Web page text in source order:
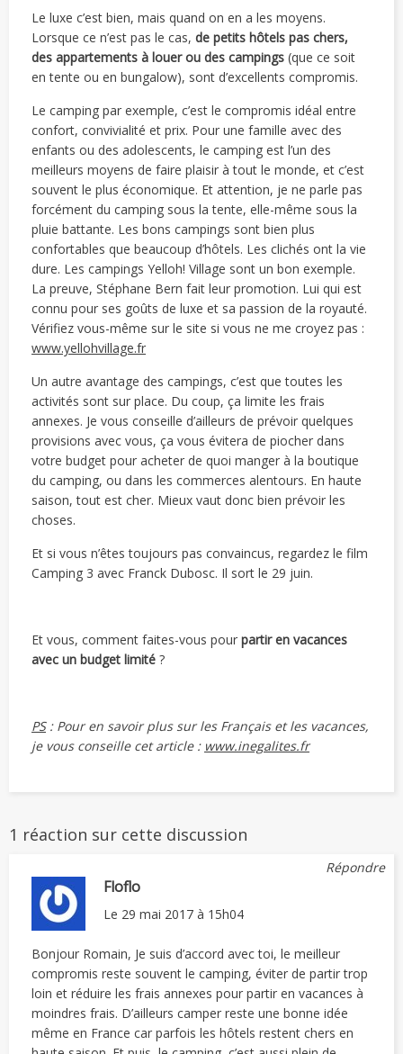
Le luxe c’est bien, mais quand on en a les moyens.
Lorsque ce n’est pas le cas, de petits hôtels pas chers,
des appartements à louer ou des campings (que ce soit
en tente ou en bungalow), sont d’excellents compromis.
Le camping par exemple, c’est le compromis idéal entre
confort, convivialité et prix. Pour une famille avec des
enfants ou des adolescents, le camping est l’un des
meilleurs moyens de faire plaisir à tout le monde, et c’est
souvent le plus économique. Et attention, je ne parle pas
forcément du camping sous la tente, elle-même sous la
pluie battante. Les bons campings sont bien plus
confortables que beaucoup d’hôtels. Les clichés ont la vie
dure. Les campings Yelloh! Village sont un bon exemple.
La preuve, Stéphane Bern fait leur promotion. Lui qui est
connu pour ses goûts de luxe et sa passion de la royauté.
Vérifiez vous-même sur le site si vous ne me croyez pas :
www.yellohvillage.fr
Un autre avantage des campings, c’est que toutes les
activités sont sur place. Du coup, ça limite les frais
annexes. Je vous conseille d’ailleurs de prévoir quelques
provisions avec vous, ça vous évitera de piocher dans
votre budget pour acheter de quoi manger à la boutique
du camping, ou dans les commerces alentours. En haute
saison, tout est cher. Mieux vaut donc bien prévoir les
choses.
Et si vous n’êtes toujours pas convaincus, regardez le film
Camping 3 avec Franck Dubosc. Il sort le 29 juin.
Et vous, comment faites-vous pour partir en vacances
avec un budget limité ?
PS: Pour en savoir plus sur les Français et les vacances,
je vous conseille cet article : www.inegalites.fr
1 réaction sur cette discussion
Floflo
Le 29 mai 2017 à 15h04
Bonjour Romain, Je suis d’accord avec toi, le meilleur
compromis reste souvent le camping, éviter de partir trop
loin et réduire les frais annexes pour partir en vacances à
moindres frais. D’ailleurs camper reste une bonne idée
même en France car parfois les hôtels restent chers en
Répondre